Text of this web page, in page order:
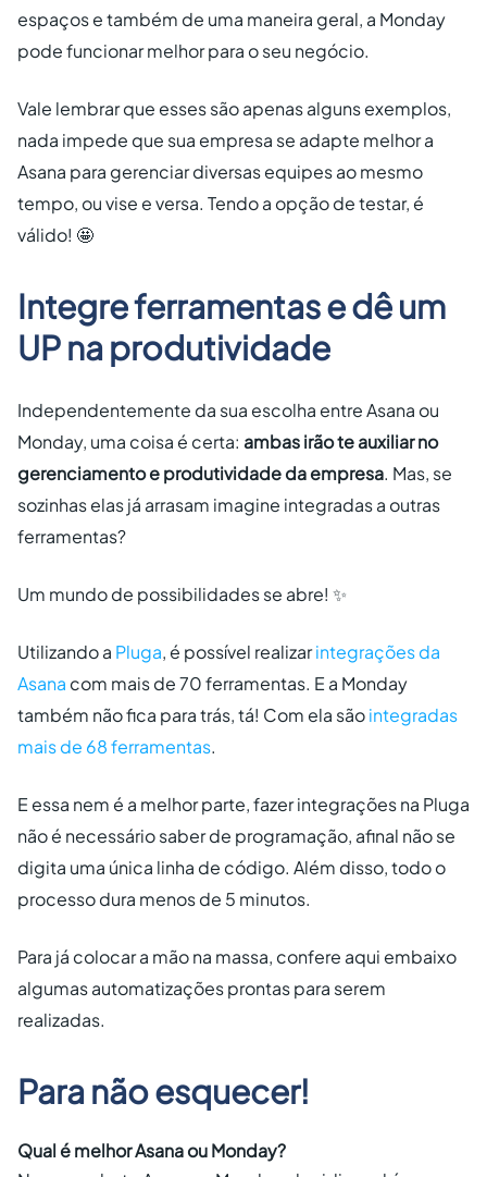
espaços e também de uma maneira geral, a Monday
pode funcionar melhor para o seu negócio.
Vale lembrar que esses são apenas alguns exemplos,
nada impede que sua empresa se adapte melhor a
Asana para gerenciar diversas equipes ao mesmo
tempo, ou vise e versa. Tendo a opção de testar, é
válido! 🤩
Integre ferramentas e dê um
UP na produtividade
Independentemente da sua escolha entre Asana ou
Monday, uma coisa é certa: ambas irão te auxiliar no
gerenciamento e produtividade da empresa. Mas, se
sozinhas elas já arrasam imagine integradas a outras
ferramentas?
Um mundo de possibilidades se abre! ✨
Utilizando a Pluga, é possível realizarintegrações da
Asana com mais de 70 ferramentas. E a Monday
também não fica para trás, tá! Com ela sãointegradas
mais de 68 ferramentas.
E essa nem é a melhor parte, fazer integrações na Pluga
não é necessário saber de programação, afinal não se
digita uma única linha de código. Além disso, todo o
processo dura menos de 5 minutos.
Para já colocar a mão na massa, confere aqui embaixo
algumas automatizações prontas para serem
realizadas.
Para não esquecer!
Qual é melhor Asana ou Monday?